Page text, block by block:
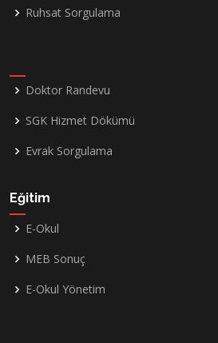
Ruhsat Sorgulama
Doktor Randevu
SGK Hizmet Dökümü
Evrak Sorgulama
Eğitim
E-Okul
MEB Sonuç
E-Okul Yönetim